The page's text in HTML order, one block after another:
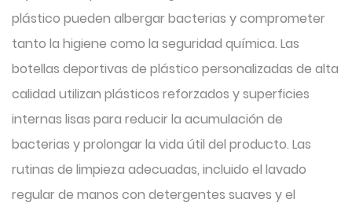
plástico pueden albergar bacterias y comprometer
tanto la higiene como la seguridad química. Las
botellas deportivas de plástico personalizadas de alta
calidad utilizan plásticos reforzados y superficies
internas lisas para reducir la acumulación de
bacterias y prolongar la vida útil del producto. Las
rutinas de limpieza adecuadas, incluido el lavado
regular de manos con detergentes suaves y el